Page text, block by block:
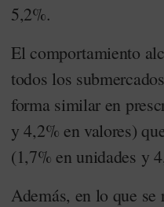
5,2%.
El comportamiento
todos los
forma similar en
y 4,2% en valores)
(1,7% en unidades y
Además, en lo que se